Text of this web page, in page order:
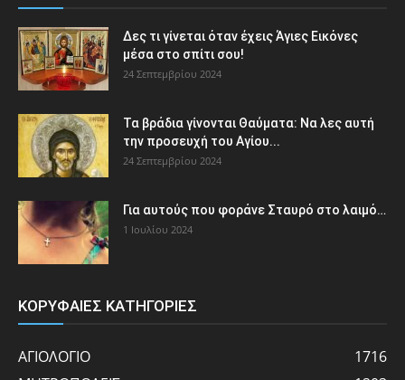
Δες τι γίνεται όταν έχεις Άγιες Εικόνες
μέσα στο σπίτι σου!
24 Σεπτεμβρίου 2024
Τα βράδια γίνονται Θαύματα: Να λες αυτή
την προσευχή του Αγίου...
24 Σεπτεμβρίου 2024
Για αυτούς που φοράνε Σταυρό στο λαιμό…
1 Ιουλίου 2024
ΚΟΡΥΦΑΙΕΣ ΚΑΤΗΓΟΡΙΕΣ
ΑΓΙΟΛΟΓΙΟ
1716